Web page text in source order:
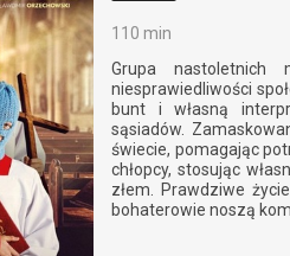
110 min
Grupa nastoletnich
niesprawiedliwości
bunt i własną
sąsiadów.
świecie, pomagając
chłopcy, stosując
złem. Prawdziwe
bohaterowie noszą